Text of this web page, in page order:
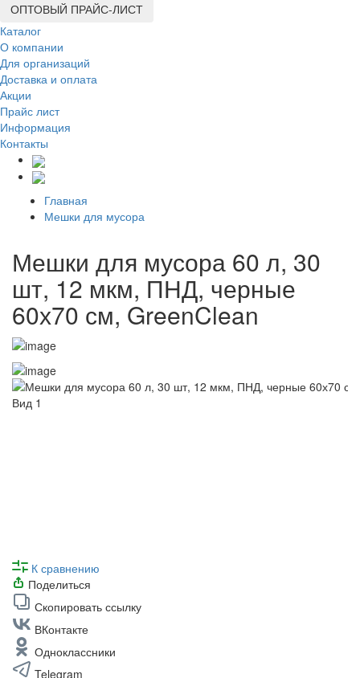
ОПТОВЫЙ ПРАЙС-ЛИСТ
Каталог
О компании
Для организаций
Доставка и оплата
Акции
Прайс лист
Информация
Контакты
Главная
Мешки для мусора
Мешки для мусора 60 л, 30
шт, 12 мкм, ПНД, черные
60х70 см, GreenClean
К сравнению
Поделиться
Скопировать ссылку
ВКонтакте
Одноклассники
Telegram